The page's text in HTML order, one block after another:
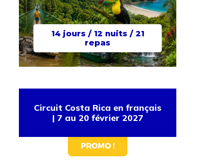
14 jours / 12 nuits / 21
repas
Circuit Costa Rica en français
| 7 au 20 février 2027